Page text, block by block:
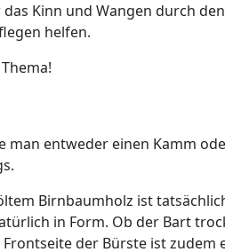
Kinn und Wangen durch
helfen.
entweder einen Kamm
Birnbaumholz ist
in Form. Ob der Bart
der Bürste ist zudem